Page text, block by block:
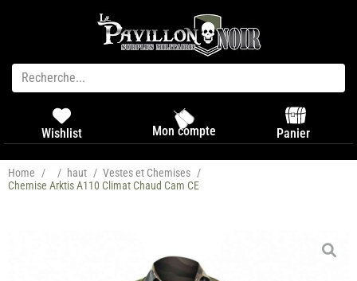
Wishlist Mon compte Panier
Home / / haut / Vestes et Chemises /
Chemise Arktis A110 Climat Chaud Cam CE